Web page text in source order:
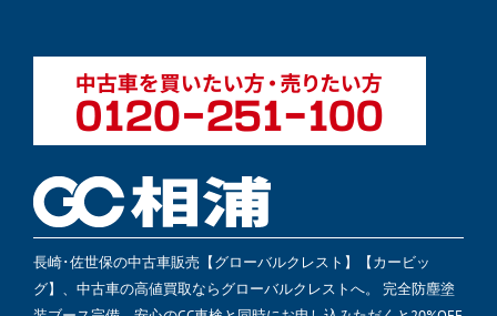
長崎･佐世保の中古車販売【グローバルクレスト】【カービッ
グ】、中古車の高値買取ならグローバルクレストへ。 完全防塵塗